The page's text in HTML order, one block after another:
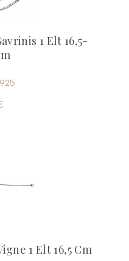
1 Elt 16,5-
1 Elt 16,5 Cm